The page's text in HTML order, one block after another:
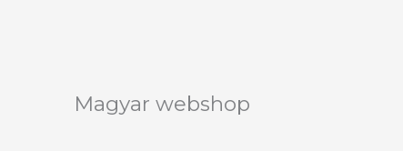
Magyar webshop